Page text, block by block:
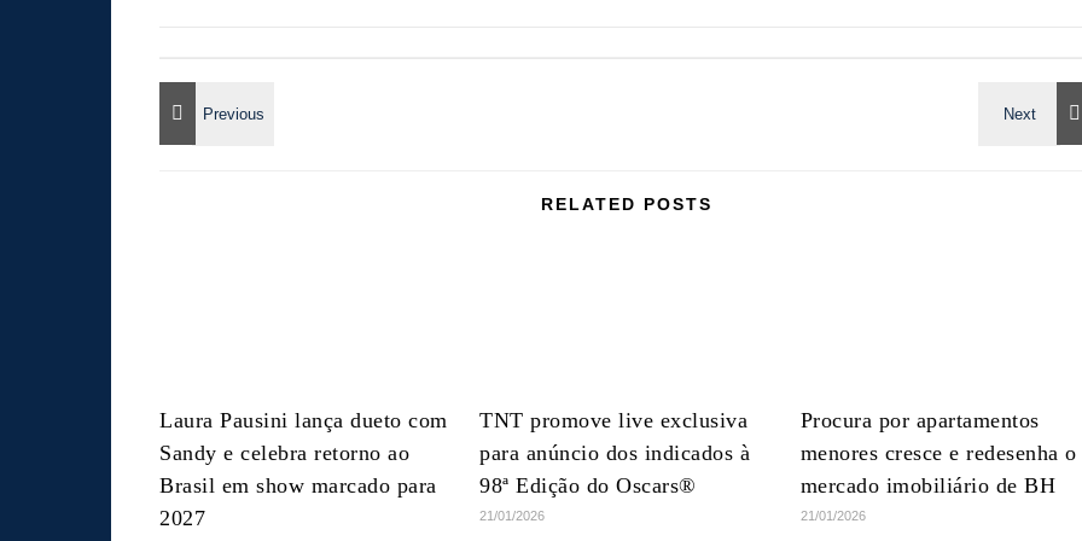
RELATED POSTS
Laura Pausini lança dueto com
Sandy e celebra retorno ao
Brasil em show marcado para
2027
TNT promove live exclusiva
para anúncio dos indicados à
98ª Edição do Oscars®
21/01/2026
Procura por apartamentos
menores cresce e redesenha o
mercado imobiliário de BH
21/01/2026